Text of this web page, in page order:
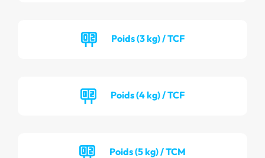
Poids (3 kg) / TCF
Poids (4 kg) / TCF
Poids (5 kg) / TCM